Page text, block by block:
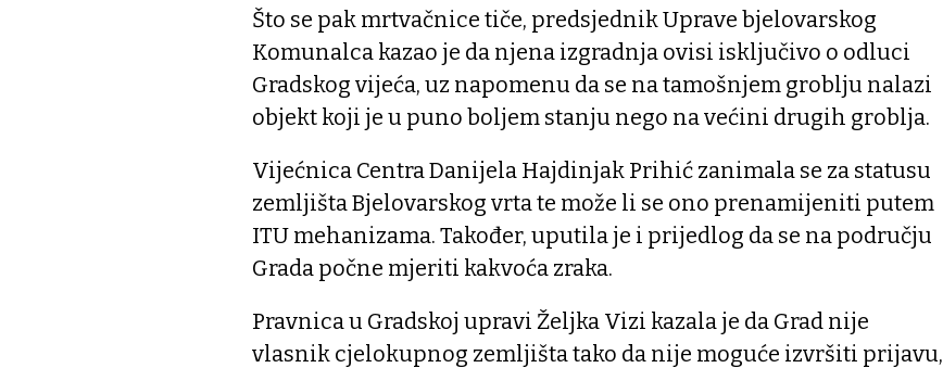
Što se pak mrtvačnice tiče, predsjednik Uprave bjelovarskog
Komunalca kazao je da njena izgradnja ovisi isključivo o odluci
Gradskog vijeća, uz napomenu da se na tamošnjem groblju nalazi
objekt koji je u puno boljem stanju nego na većini drugih groblja.
Vijećnica Centra Danijela Hajdinjak Prihić zanimala se za statusu
zemljišta Bjelovarskog vrta te može li se ono prenamijeniti putem
ITU mehanizama. Također, uputila je i prijedlog da se na području
Grada počne mjeriti kakvoća zraka.
Pravnica u Gradskoj upravi Željka Vizi kazala je da Grad nije
vlasnik cjelokupnog zemljišta tako da nije moguće izvršiti prijavu,